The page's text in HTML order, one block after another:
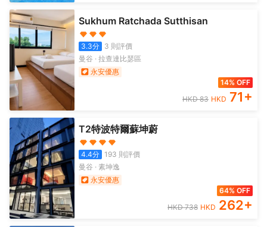
Sukhum Ratchada Sutthisan
3.3分 3 則評價
曼谷 · 拉查達比瑟區
永安優惠
14% OFF
HKD83 HKD 71+
T2特波特爾蘇坤蔚
4.4分 193 則評價
曼谷 · 素坤逸
永安優惠
64% OFF
HKD738 HKD 262+